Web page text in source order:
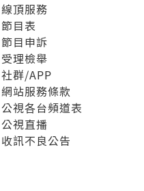
線頂服務
節目表
節目申訴
受理檢舉
社群/APP
網站服務條款
公視各台頻道表
公視直播
收訊不良公告